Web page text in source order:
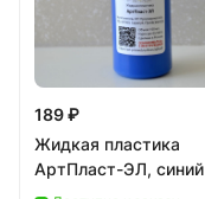
189 ₽
Жидкая пластика
АртПласт-ЭЛ, синий